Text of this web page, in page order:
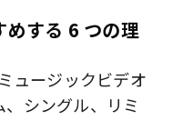
する 6 つの理
ミュージックビデオ
シングル、リミ